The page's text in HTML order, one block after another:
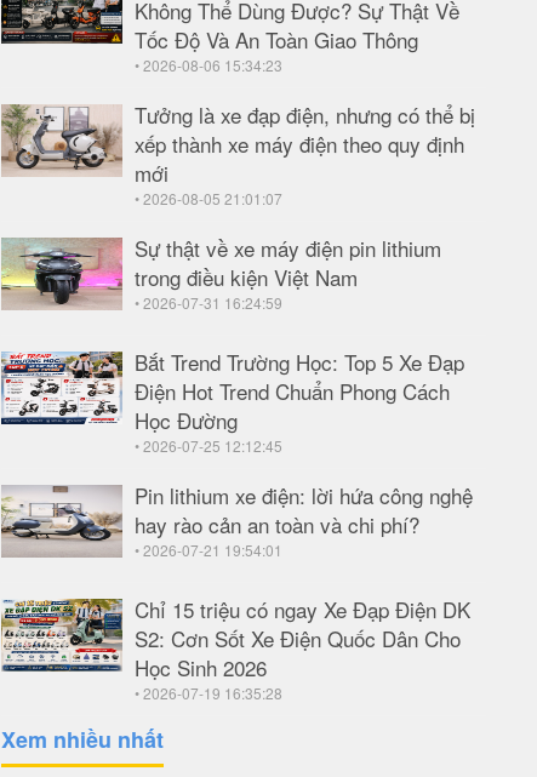
Không Thể Dùng Được? Sự Thật Về
Tốc Độ Và An Toàn Giao Thông
• 2026-08-06 15:34:23
Tưởng là xe đạp điện, nhưng có thể bị
xếp thành xe máy điện theo quy định
mới
• 2026-08-05 21:01:07
Sự thật về xe máy điện pin lithium
trong điều kiện Việt Nam
• 2026-07-31 16:24:59
Bắt Trend Trường Học: Top 5 Xe Đạp
Điện Hot Trend Chuẩn Phong Cách
Học Đường
• 2026-07-25 12:12:45
Pin lithium xe điện: lời hứa công nghệ
hay rào cản an toàn và chi phí?
• 2026-07-21 19:54:01
Chỉ 15 triệu có ngay Xe Đạp Điện DK
S2: Cơn Sốt Xe Điện Quốc Dân Cho
Học Sinh 2026
• 2026-07-19 16:35:28
Xem nhiều nhất